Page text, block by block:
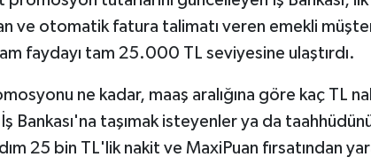
ve otomatik fatura talimatı veren emekli
faydayı tam 25.000 TL seviyesine ulaştırdı.
ne kadar, maaş aralığına göre kaç TL
Bankası'na taşımak isteyenler ya da
25 bin TL'lik nakit ve MaxiPuan fırsatından